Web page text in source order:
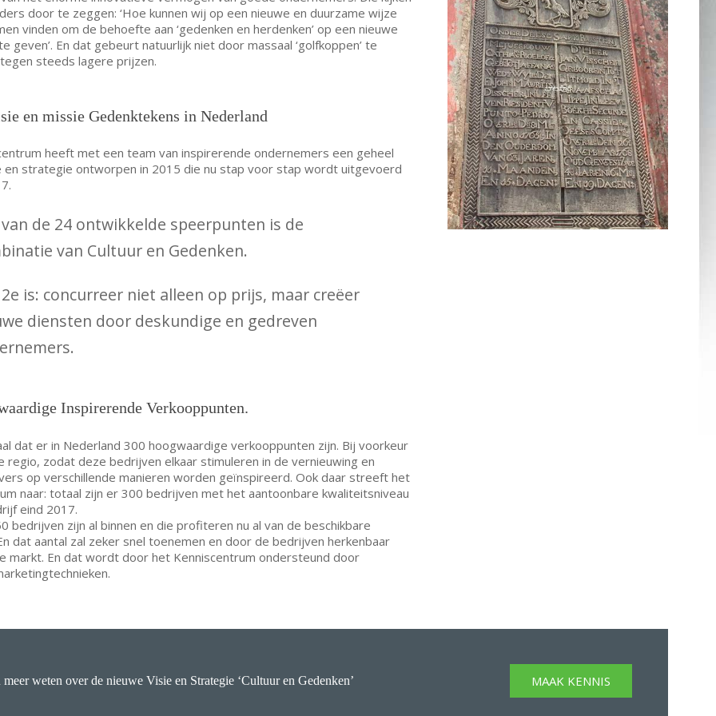
door te zeggen: ‘Hoe kunnen wij op een nieuwe en duurzame wijze
vinden om de behoefte aan ‘gedenken en herdenken’ op een nieuwe
geven’. En dat gebeurt natuurlijk niet door massaal ‘golfkoppen’ te
steeds lagere prijzen.
en missie Gedenktekens in Nederland
heeft met een team van inspirerende ondernemers een geheel
en strategie ontworpen in 2015 die nu stap voor stap wordt uitgevoerd
de 24 ontwikkelde speerpunten is de
van Cultuur en Gedenken.
is: concurreer niet alleen op prijs, maar creëer
diensten door deskundige en gedreven
Inspirerende Verkooppunten.
dat er in Nederland 300 hoogwaardige verkooppunten zijn. Bij voorkeur
regio, zodat deze bedrijven elkaar stimuleren in de vernieuwing en
op verschillende manieren worden geïnspireerd. Ook daar streeft het
naar: totaal zijn er 300 bedrijven met het aantoonbare kwaliteitsniveau
eind 2017.
bedrijven zijn al binnen en die profiteren nu al van de beschikbare
dat aantal zal zeker snel toenemen en door de bedrijven herkenbaar
markt. En dat wordt door het Kenniscentrum ondersteund door
weten over de nieuwe Visie en Strategie ‘Cultuur en Gedenken’ MAAK KENNIS